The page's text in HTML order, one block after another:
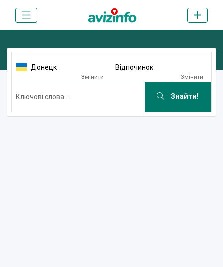
Донецк
Змінити
Відпочинок
Змінити
Знайти!